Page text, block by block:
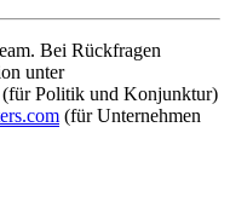
Bei Rückfragen
unter
(für Politik und Konjunktur)
(für Unternehmen